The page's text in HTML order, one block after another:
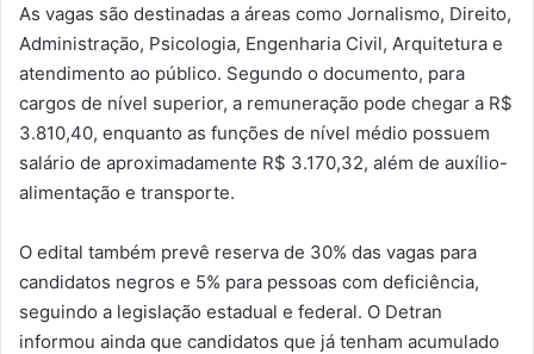
As vagas são destinadas a áreas como Jornalismo, Direito,
Administração, Psicologia, Engenharia Civil, Arquitetura e
atendimento ao público. Segundo o documento, para
cargos de nível superior, a remuneração pode chegar a R$
3.810,40, enquanto as funções de nível médio possuem
salário de aproximadamente R$ 3.170,32, além de auxílio-
alimentação e transporte.
O edital também prevê reserva de 30% das vagas para
candidatos negros e 5% para pessoas com deficiência,
seguindo a legislação estadual e federal. O Detran
informou ainda que candidatos que já tenham acumulado